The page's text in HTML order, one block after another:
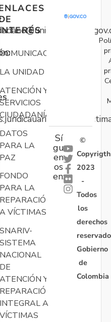
COMUNICACIONES
LA UNIDAD
ATENCIÓN Y
SERVICIOS
CIUDADANÍA
DATOS
PARA LA
PAZ
FONDO
PARA LA
REPARACIÓN
A VÍCTIMAS
SNARIV-
SISTEMA
NACIONAL
DE
ATENCIÓN Y
REPARACIÓN
INTEGRAL A
VÍCTIMAS
Sí
gu
en
os
en:
©
Copyrigth
2023
-
Todos
los
derechos
Gobierno
de
Colombia